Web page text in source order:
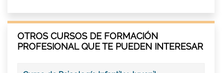
OTROS CURSOS DE FORMACIÓN
PROFESIONAL QUE TE PUEDEN INTERESAR